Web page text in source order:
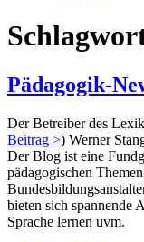
Pädagogik-
Der Betreiber des
Beitrag >) Werner
Der Blog ist eine
pädagogischen
bieten sich spannende
Sprache lernen uvm.